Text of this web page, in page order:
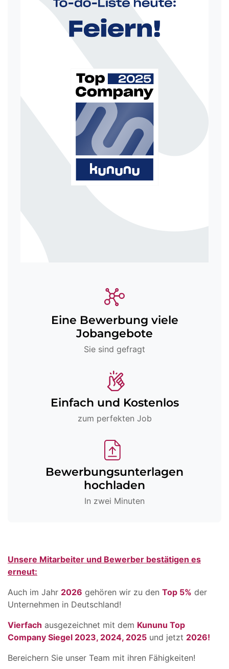
Eine Bewerbung viele
Jobangebote
Sie sind gefragt
Einfach und Kostenlos
zum perfekten Job
Bewerbungsunterlagen
hochladen
In zwei Minuten
Unsere Mitarbeiter und Bewerber bestätigen es
erneut:
Auch im Jahr 2026 gehören wir zu den Top 5% der
Unternehmen in Deutschland!
Vierfach ausgezeichnet mit dem Kununu Top
Company Siegel 2023, 2024, 2025 und jetzt 2026!
Bereichern Sie unser Team mit ihren Fähigkeiten!